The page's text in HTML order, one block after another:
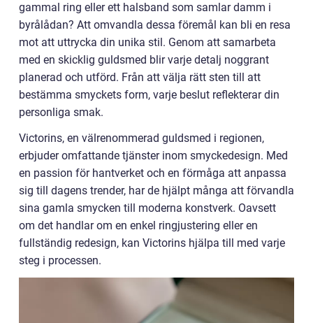
gammal ring eller ett halsband som samlar damm i
byrålådan? Att omvandla dessa föremål kan bli en resa
mot att uttrycka din unika stil. Genom att samarbeta
med en skicklig guldsmed blir varje detalj noggrant
planerad och utförd. Från att välja rätt sten till att
bestämma smyckets form, varje beslut reflekterar din
personliga smak.
Victorins, en välrenommerad guldsmed i regionen,
erbjuder omfattande tjänster inom smyckedesign. Med
en passion för hantverket och en förmåga att anpassa
sig till dagens trender, har de hjälpt många att förvandla
sina gamla smycken till moderna konstverk. Oavsett
om det handlar om en enkel ringjustering eller en
fullständig redesign, kan Victorins hjälpa till med varje
steg i processen.